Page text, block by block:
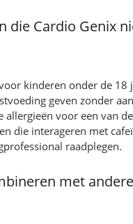
die Cardio Genix
kinderen onder de 18
geven zonder
allergieën voor een van
die interageren met
raadplegen.
met andere